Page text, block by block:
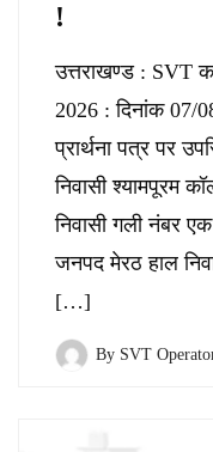
!
उत्तराखण्ड : SVT
2026 : दिनांक 07/
प्रार्थना पत्र पर
निवासी श्यामपूरम
निवासी गली नंबर
जनपद मेरठ हाल
[…]
By SVT